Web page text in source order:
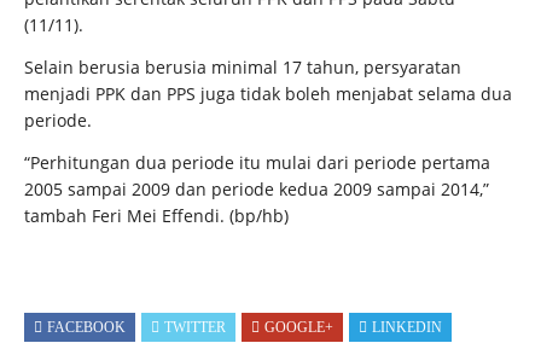
(11/11).
Selain berusia berusia minimal 17 tahun, persyaratan
menjadi PPK dan PPS juga tidak boleh menjabat selama dua
periode.
“Perhitungan dua periode itu mulai dari periode pertama
2005 sampai 2009 dan periode kedua 2009 sampai 2014,”
tambah Feri Mei Effendi. (bp/hb)
FACEBOOK TWITTER GOOGLE+
LINKEDIN